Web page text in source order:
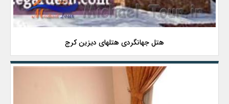
هتل جهانگردی هتلهای دیزین کرج